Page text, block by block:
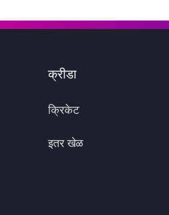
क्रीडा
क्रिकेट
इतर खेळ